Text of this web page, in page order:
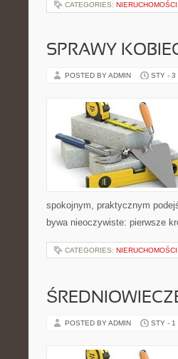
CATEGORIES: NIERUCHOMOŚCI
SPRAWY
POSTED BY ADMIN STY - 3
spokojnym, praktycznym
bywa nieoczywiste: pierwsze
CATEGORIES: NIERUCHOMOŚCI
POSTED BY ADMIN STY - 1